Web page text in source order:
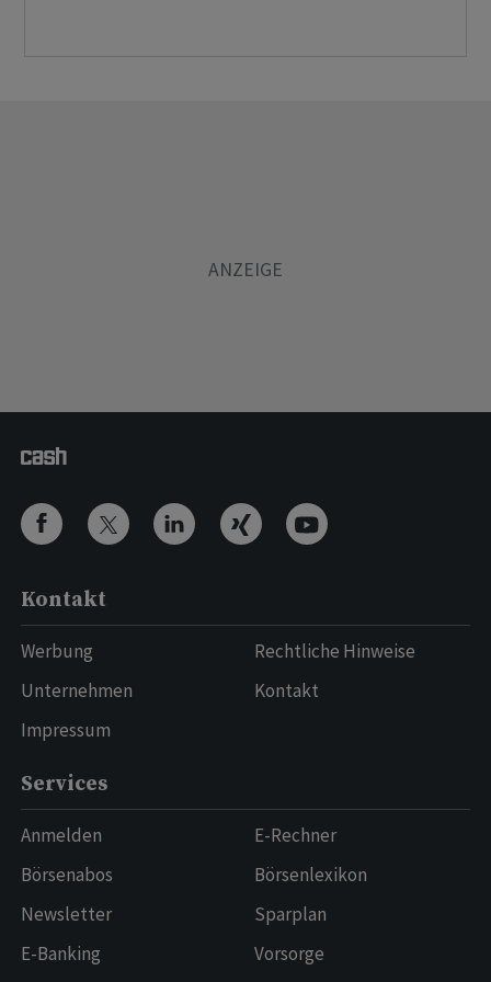
Kontakt
Werbung
Unternehmen
Impressum
Rechtliche Hinweise
Kontakt
Services
Anmelden
Börsenabos
Newsletter
E-Banking
E-Rechner
Börsenlexikon
Sparplan
Vorsorge